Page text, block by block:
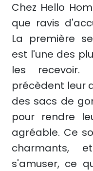
Chez Hello
que ravis
La première
est l'une des
les
précèdent leur
des sacs de
pour rendre
agréable. Ce
charmants,
s'amuser, ce